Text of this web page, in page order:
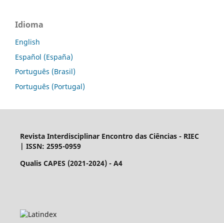
Idioma
English
Español (España)
Português (Brasil)
Português (Portugal)
Revista Interdisciplinar Encontro das Ciências - RIEC
| ISSN: 2595-0959
Qualis CAPES (2021-2024) - A4